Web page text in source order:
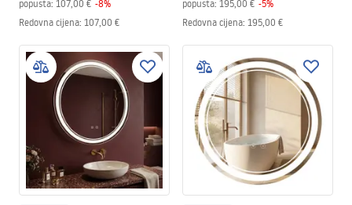
popusta: 107,00 € -8%
Redovna cijena: 107,00 €
popusta: 195,00 € -5%
Redovna cijena: 195,00 €